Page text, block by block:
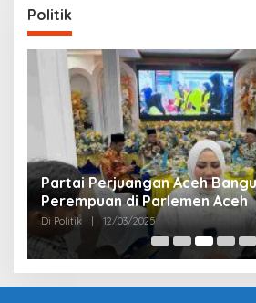
Politik
Partai Perjuangan Aceh
Perempuan di Parlemen Aceh
Di Politik 12/03/2025